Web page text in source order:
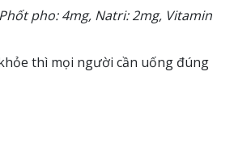
pho: 4mg, Natri: 2mg, Vitamin
thì mọi người cần uống đúng